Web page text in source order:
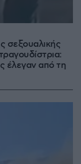
σεξουαλικής
έλεγαν από τη